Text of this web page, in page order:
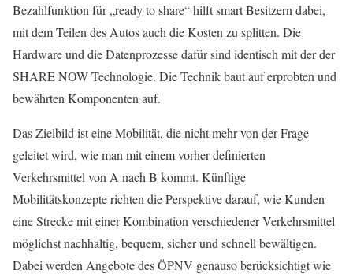
Bezahlfunktion für „ready to share“ hilft smart Besitzern dabei,
mit dem Teilen des Autos auch die Kosten zu splitten. Die
Hardware und die Datenprozesse dafür sind identisch mit der der
SHARE NOW Technologie. Die Technik baut auf erprobten und
bewährten Komponenten auf.
Das Zielbild ist eine Mobilität, die nicht mehr von der Frage
geleitet wird, wie man mit einem vorher definierten
Verkehrsmittel von A nach B kommt. Künftige
Mobilitätskonzepte richten die Perspektive darauf, wie Kunden
eine Strecke mit einer Kombination verschiedener Verkehrsmittel
möglichst nachhaltig, bequem, sicher und schnell bewältigen.
Dabei werden Angebote des ÖPNV genauso berücksichtigt wie